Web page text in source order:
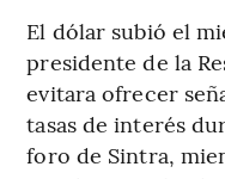
El dólar subió el
presidente de la
evitara ofrecer
tasas de interés
foro de Sintra,